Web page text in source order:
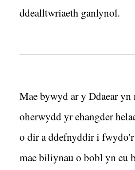
ddealltwriaeth ganlynol.
Mae bywyd ar y Ddaear yn
oherwydd yr ehangder
o dir a ddefnyddir i
mae biliynau o bobl yn eu